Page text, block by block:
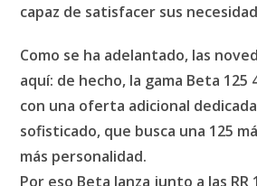
capaz de satisfacer sus
Como se ha adelantado, las
aquí: de hecho, la gama Beta
con una oferta adicional
sofisticado, que busca una 125
más personalidad.
Por eso Beta lanza junto a las RR